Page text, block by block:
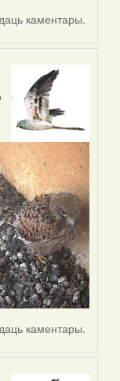
каментары.
каментары.